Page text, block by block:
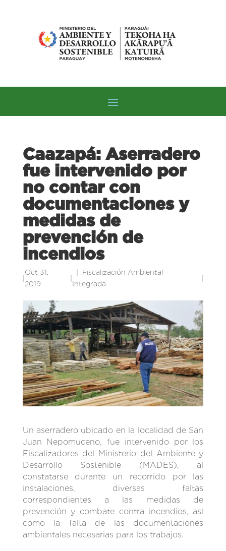
Caazapá: Aserradero
fue intervenido por
no contar con
documentaciones y
medidas de
prevención de
incendios
|
Oct 31,
2019
|
Fiscalización Ambiental
Integrada
|
Un aserradero ubicado en la localidad de San
Juan Nepomuceno, fue intervenido por los
Fiscalizadores del Ministerio del Ambiente y
Desarrollo Sostenible (MADES), al
constatarse durante un recorrido por las
instalaciones, diversas faltas
correspondientes a las medidas de
prevención y combate contra incendios, así
como la falta de las documentaciones
ambientales necesarias para los trabajos.